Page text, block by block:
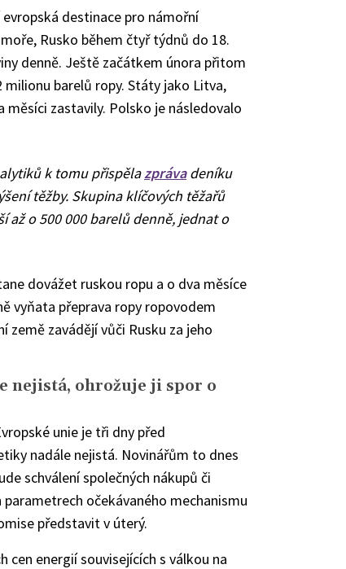
destinace pro námořní
Rusko během čtyř týdnů do 18.
denně. Ještě začátkem února přitom
barelů ropy. Státy jako Litva,
zastavily. Polsko je následovalo
k tomu přispělazprávadeníku
těžby. Skupina klíčových těžařů
až o 500 000 barelů denně, jednat o
dovážet ruskou ropu a o dva měsíce
vyňata přeprava ropy ropovodem
země zavádějí vůči Rusku za jeho
nejistá, ohrožuje ji spor o
unie je tři dny před
nadále nejistá. Novinářům to dnes
schválení společných nákupů či
očekávaného mechanismu
představit v úterý.
cen energií souvisejících s válkou na